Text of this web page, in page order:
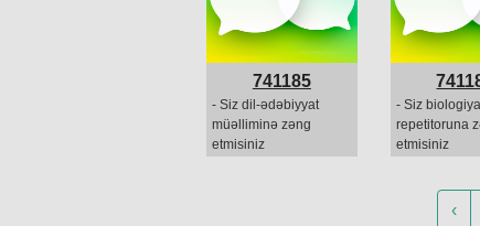
741185
- Siz dil-ədəbiyyat
müəlliminə zəng
etmisiniz
- Siz
repetitoruna
etmisiniz
‹